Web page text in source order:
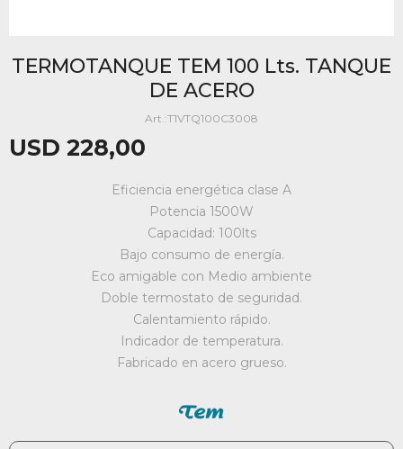
TERMOTANQUE TEM 100 Lts. TANQUE
DE ACERO
T1VTQ100C3008
USD 228,00
Eficiencia energética clase A
Potencia 1500W
Capacidad: 100lts
Bajo consumo de energía.
Eco amigable con Medio ambiente
Doble termostato de seguridad.
Calentamiento rápido.
Indicador de temperatura.
Fabricado en acero grueso.